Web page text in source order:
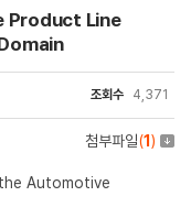
Product Line
조회수 4,371
첨부파일(1 )
Automotive